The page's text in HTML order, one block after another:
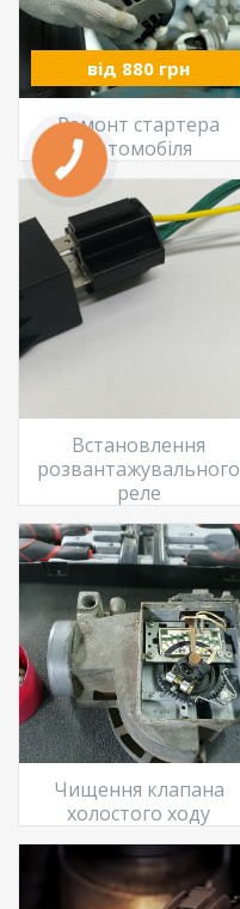
від 880 грн
Ремонт стартера
автомобіля
Встановлення
розвантажувального
реле
Чищення клапана
холостого ходу